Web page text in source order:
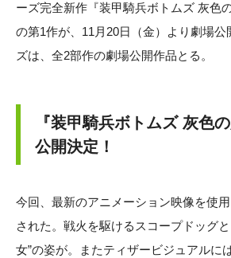
ーズ完全新作『装甲騎兵ボトムズ 灰色
の第1作が、11月20日（金）より劇場公
ズは、全2部作の劇場公開作品とる。
『装甲騎兵ボトムズ 灰色
公開決定！
今回、最新のアニメーション映像を使
された。戦火を駆けるスコープドッグ
女”の姿が。またティザービジュアルに